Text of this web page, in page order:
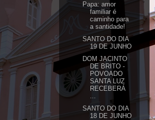
Papa: amor
familiar é
caminho para
a santidade!
SANTO DO DIA
19 DE JUNHO
DOM JACINTO
DE BRITO -
POVOADO
SANTA LUZ
RECEBERÁ
SANTO DO DIA
18 DE JUNHO